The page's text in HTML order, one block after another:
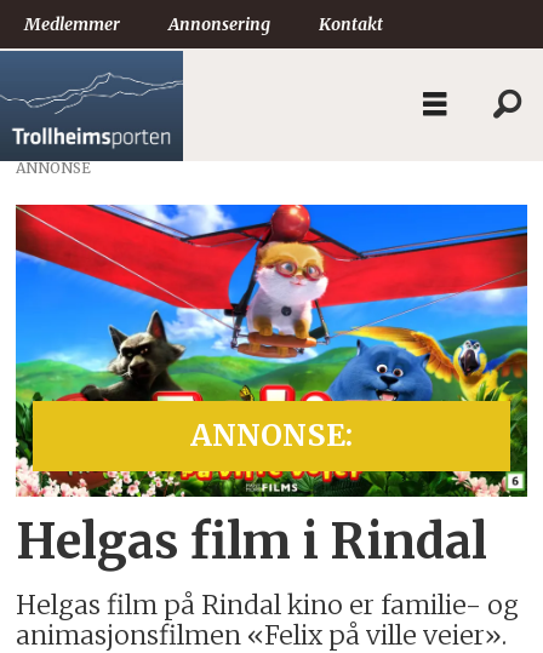
Medlemmer Annonsering Kontakt
ANNONSE
ANNONSE:
Helgas film i Rindal
Helgas film på Rindal kino er familie- og
animasjonsfilmen «Felix på ville veier».